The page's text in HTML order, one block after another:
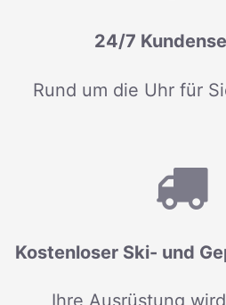
24/7
Rund um die Uhr für
Kostenloser Ski- und
Ihre Ausrüstung